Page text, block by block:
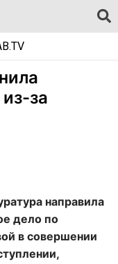
за
направила
дело по
в совершении